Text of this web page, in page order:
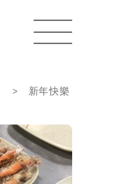
新年快樂